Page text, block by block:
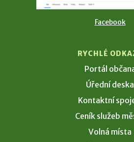
Facebook
RYCHLÉ
Portál
Úřední deska
Kontaktní
Ceník služeb
Volná místa